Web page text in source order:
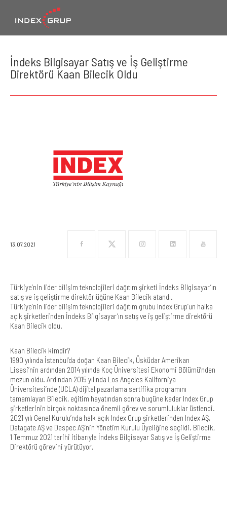
İndeks Bilgisayar Satış ve İş Geliştirme
Direktörü Kaan Bilecik Oldu
13.07.2021
Türkiye’nin lider bilişim teknolojileri dağıtım şirketi İndeks Bilgisayar’ın
satış ve iş geliştirme direktörlüğüne Kaan Bilecik atandı.
Türkiye’nin lider bilişim teknolojileri dağıtım grubu Index Grup’un halka
açık şirketlerinden İndeks Bilgisayar’ın satış ve iş geliştirme direktörü
Kaan Bilecik oldu.
Kaan Bilecik kimdir?
1990 yılında İstanbul’da doğan Kaan Bilecik, Üsküdar Amerikan
Lisesi’nin ardından 2014 yılında Koç Üniversitesi Ekonomi Bölümü’nden
mezun oldu. Ardından 2015 yılında Los Angeles Kaliforniya
Üniversitesi’nde (UCLA) dijital pazarlama sertifika programını
tamamlayan Bilecik, eğitim hayatından sonra bugüne kadar Index Grup
şirketlerinin birçok noktasında önemli görev ve sorumluluklar üstlendi.
2021 yılı Genel Kurulu’nda halk açık Index Grup şirketlerinden Index AŞ,
Datagate AŞ ve Despec AŞ’nin Yönetim Kurulu Üyeliğine seçildi. Bilecik,
1 Temmuz 2021 tarihi itibarıyla İndeks Bilgisayar Satış ve İş Geliştirme
Direktörü görevini yürütüyor.